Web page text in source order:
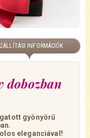
INFORMÁCIÓK
dobozban
gyönyörű
eleganciával!